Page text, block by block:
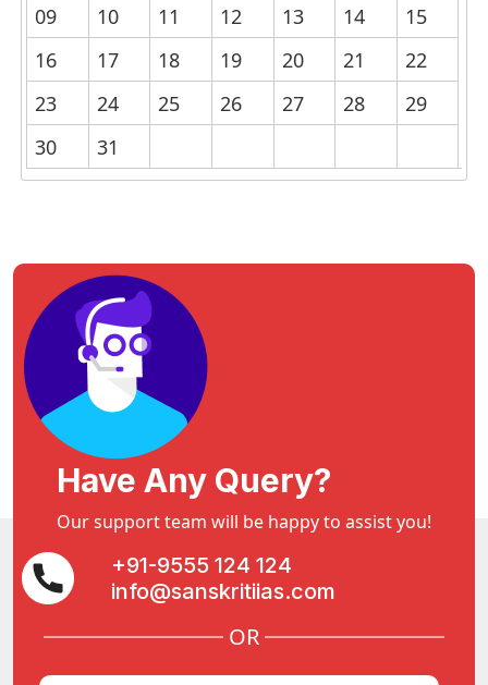
09
10 11 12 13 14
15
16
17 18 19 20 21
22
23
24 25 26 27 28
29
30
31
Have Any Query?
Our support team will be happy to assist you!
+91-9555 124 124
info@sanskritiias.com
OR